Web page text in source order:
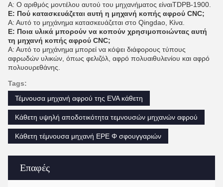
Επαφές
Α: Ο αριθμός μοντέλου αυτού του μηχανήματος είναιTDPB-1900
Ε: Πού κατασκευάζεται αυτή η μηχανή κοπής αφρού CNC;
Α: Αυτό το μηχάνημα κατασκευάζεται στο Qingdao, Κίνα.
Ε: Ποια υλικά μπορούν να κοπούν χρησιμοποιώντας αυτή
τη μηχανή κοπής αφρού CNC;
Α: Αυτό το μηχάνημα μπορεί να κόψει διάφορους τύπους
αφρωδών υλικών, όπως φελιζόλ, αφρό πολυαιθυλενίου και αφρό
πολυουρεθάνης.
Tags:
Τέμνουσα μηχανή αφρού της EVA κάθετη
Κάθετη υψηλή αποδοτικότητα τεμνουσών μηχανών αφρού
Κάθετη τέμνουσα μηχανή EPE Φ σφουγγαριών